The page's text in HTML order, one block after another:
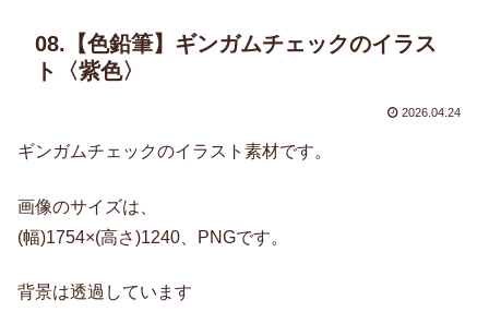
08.【色鉛筆】ギンガムチェックのイラス
ト〈紫色〉
2026.04.24
ギンガムチェックのイラスト素材です。
画像のサイズは、
(幅)1754×(高さ)1240、PNGです。
背景は透過しています